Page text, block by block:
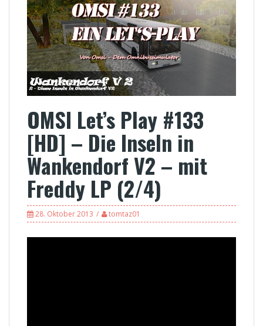
OMSI Let’s Play #133
[HD] – Die Inseln in
Wankendorf V2 – mit
Freddy LP (2/4)
28. Oktober 2013 tomtaz01